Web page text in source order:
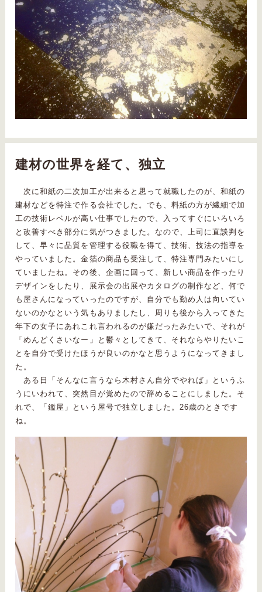
建材の世界を経て、独立
次に和紙の二次加工が出来ると思って就職したのが、和紙の
建材などを特注で作る会社でした。でも、料紙の方が繊細で加
工の技術レベルが高い仕事でしたので、入ってすぐにいろいろ
と改善すべき部分に気がつきました。なので、上司に直談判を
して、早々に品質を管理する役職を得て、技術、技法の指導を
やっていました。金箔の商品も受注して、特注専門みたいにし
ていましたね。その後、企画に回って、新しい商品を作ったり
デザインをしたり、展示会の出展やカタログの制作など、何で
も屋さんになっていったのですが、自分でも勤め人は向いてい
ないのかなという気もありましたし、周りも後から入ってきた
年下の女子にあれこれ言われるのが嫌だったみたいで、それが
「めんどくさいなー」と鬱々としてきて、それならやりたいこ
とを自分で受けたほうが良いのかなと思うようになってきまし
た。
ある日「そんなに言うなら木村さん自分でやれば」というふ
うにいわれて、突然目が覚めたので辞めることにしました。そ
れで、「鑑屋」という屋号で独立しました。26歳のときです
ね。